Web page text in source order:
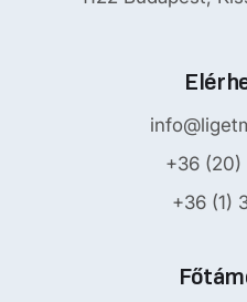
+36 (20)
+36 (1)